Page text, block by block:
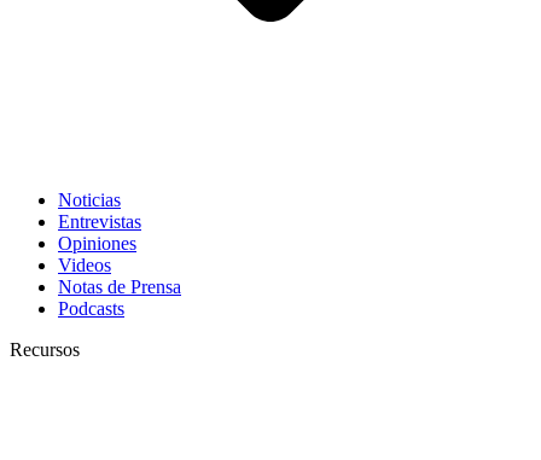
Noticias
Entrevistas
Opiniones
Videos
Notas de Prensa
Podcasts
Recursos